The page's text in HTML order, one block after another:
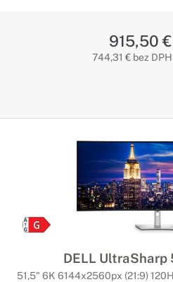
915,50 €
744,31 € bez DPH
DELL UltraSharp
51,5" 6K 6144x2560px (21:9)